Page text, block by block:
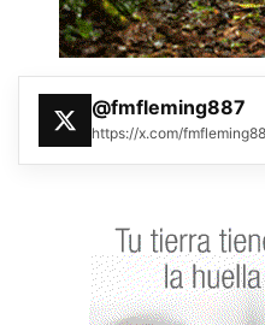
@fmfleming887
https://x.com/